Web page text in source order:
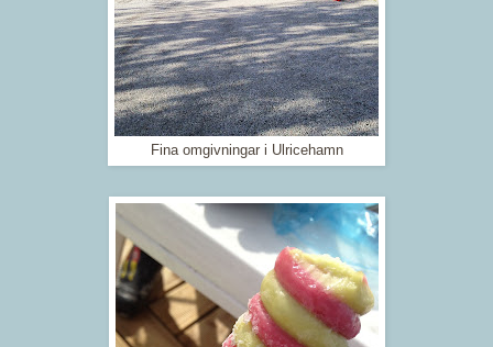
Fina omgivningar i Ulricehamn